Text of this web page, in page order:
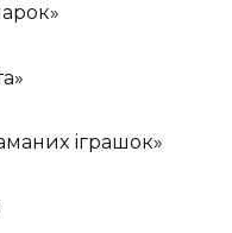
іграшок»